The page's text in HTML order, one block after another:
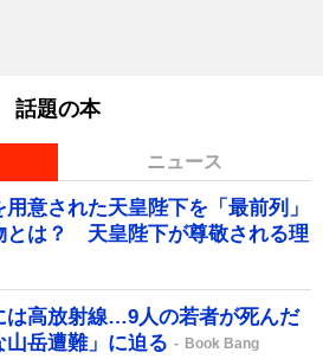
話題の本
ニュース
意された天皇陛下を「最前列」
とは？ 天皇陛下が尊敬される理
は高放射線…9人の若者が死んだ
山岳遭難」に迫る
Book Bang